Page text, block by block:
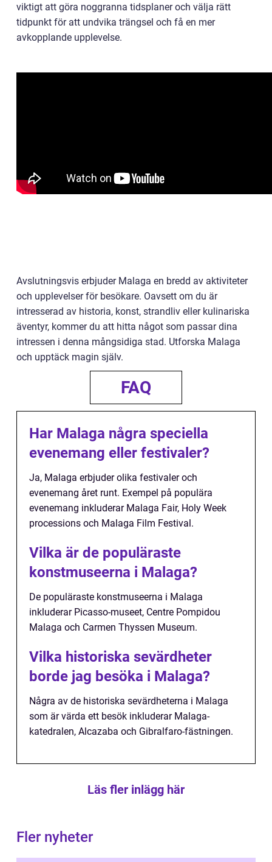
viktigt att göra noggranna tidsplaner och välja rätt
tidpunkt för att undvika trängsel och få en mer
avkopplande upplevelse.
Avslutningsvis erbjuder Malaga en bredd av aktiviteter
och upplevelser för besökare. Oavsett om du är
intresserad av historia, konst, strandliv eller kulinariska
äventyr, kommer du att hitta något som passar dina
intressen i denna mångsidiga stad. Utforska Malaga
och upptäck magin själv.
FAQ
Har Malaga några speciella
evenemang eller festivaler?
Ja, Malaga erbjuder olika festivaler och
evenemang året runt. Exempel på populära
evenemang inkluderar Malaga Fair, Holy Week
processions och Malaga Film Festival.
Vilka är de populäraste
konstmuseerna i Malaga?
De populäraste konstmuseerna i Malaga
inkluderar Picasso-museet, Centre Pompidou
Malaga och Carmen Thyssen Museum.
Vilka historiska sevärdheter
borde jag besöka i Malaga?
Några av de historiska sevärdheterna i Malaga
som är värda ett besök inkluderar Malaga-
katedralen, Alcazaba och Gibralfaro-fästningen.
Läs fler inlägg här
Fler nyheter